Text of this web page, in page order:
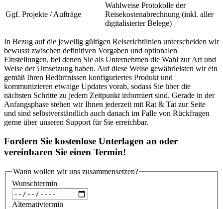
Ggf. Projekte / Aufträge
Wahlweise Protokolle der
Reisekostenabrechnung (inkl. aller
digitalisierter Belege)
In Bezug auf die jeweilig gültigen Reiserichtlinien unterscheiden wir
bewusst zwischen definitiven Vorgaben und optionalen
Einstellungen, bei denen Sie als Unternehmen die Wahl zur Art und
Weise der Umsetzung haben. Auf diese Weise gewährleisten wir ein
gemäß Ihren Bedürfnissen konfiguriertes Produkt und
kommunizieren etwaige Updates vorab, sodass Sie über die
nächsten Schritte zu jedem Zeitpunkt informiert sind. Gerade in der
Anfangsphase stehen wir Ihnen jederzeit mit Rat & Tat zur Seite
und sind selbstverständlich auch danach im Falle von Rückfragen
gerne über unseren Support für Sie erreichbar.
Fordern Sie kostenlose Unterlagen an oder
vereinbaren Sie einen Termin!
Wann wollen wir uns zusammensetzen?
Wunschtermin
Alternativtermin